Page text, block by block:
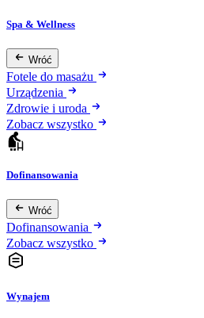
Spa & Wellness
Wróć
Fotele do masażu
Urządzenia
Zdrowie i uroda
Zobacz wszystko
Dofinansowania
Wróć
Dofinansowania
Zobacz wszystko
Wynajem